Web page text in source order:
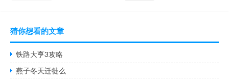
猜你想看的文章
铁路大亨3攻略
燕子冬天迁徙么